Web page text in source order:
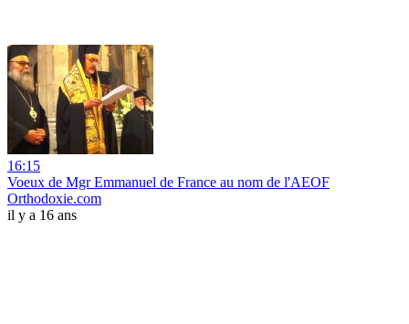
16:15
Voeux de Mgr Emmanuel de France au nom de l'AEOF
Orthodoxie.com
il y a 16 ans